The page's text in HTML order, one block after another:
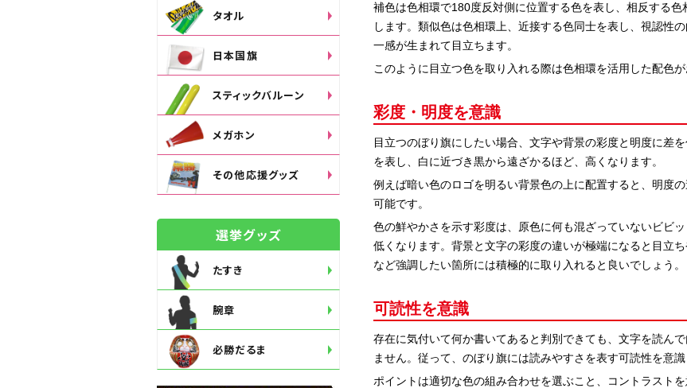
補色は色相環で180度反対側に位置する色を表し、相反する
します。類似色は色相環上、近接する色同士を表し、視認性
一感が生まれて目立ちます。
このように目立つ色を取り入れる際は色相環を活用した配色が
彩度・明度を意識
目立つのぼり旗にしたい場合、文字や背景の彩度と明度に差
を表し、白に近づき黒から遠ざかるほど、高くなります。
例えば暗い色のロゴを明るい背景色の上に配置すると、明度
可能です。
色の鮮やかさを示す彩度は、原色に何も混ざっていないビビ
低くなります。背景と文字の彩度の違いが極端になると目立
など強調したい箇所には積極的に取り入れると良いでしょう。
可読性を意識
存在に気付いて何か書いてあると判別できても、文字を読ん
ません。従って、のぼり旗には読みやすさを表す可読性を意識
ポイントは適切な色の組み合わせを選ぶこと、コントラスト
タオル
日本国旗
スティックバルーン
メガホン
その他応援グッズ
選挙グッズ
たすき
腕章
必勝だるま